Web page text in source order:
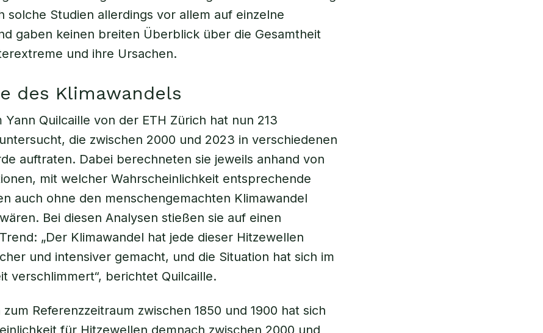
solche Studien allerdings vor allem auf einzelne
gaben keinen breiten Überblick über die Gesamtheit
und ihre Ursachen.
des Klimawandels
Yann Quilcaille von der ETH Zürich hat nun 213
die zwischen 2000 und 2023 in verschiedenen
auftraten. Dabei berechneten sie jeweils anhand von
mit welcher Wahrscheinlichkeit entsprechende
auch ohne den menschengemachten Klimawandel
Bei diesen Analysen stießen sie auf einen
„Der Klimawandel hat jede dieser Hitzewellen
und intensiver gemacht, und die Situation hat sich im
verschlimmert“, berichtet Quilcaille.
Referenzzeitraum zwischen 1850 und 1900 hat sich
für Hitzewellen demnach zwischen 2000 und